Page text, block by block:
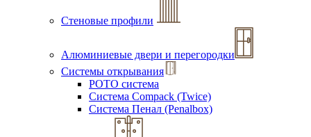
Стеновые профили
Алюминиевые двери и перегородки
Системы открывания
РОТО система
Система Compack (Twice)
Система Пенал (Penalbox)